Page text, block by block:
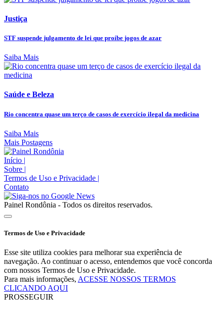
Justiça
STF suspende julgamento de lei que proíbe jogos de azar
Saiba Mais
Saúde e Beleza
Rio concentra quase um terço de casos de exercício ilegal da medicina
Saiba Mais
Mais Postagens
Início |
Sobre |
Termos de Uso e Privacidade |
Contato
Painel Rondônia - Todos os direitos reservados.
Termos de Uso e Privacidade
Esse site utiliza cookies para melhorar sua experiência de
navegação. Ao continuar o acesso, entendemos que você concorda
com nossos Termos de Uso e Privacidade.
Para mais informações, ACESSE NOSSOS TERMOS
CLICANDO AQUI
PROSSEGUIR